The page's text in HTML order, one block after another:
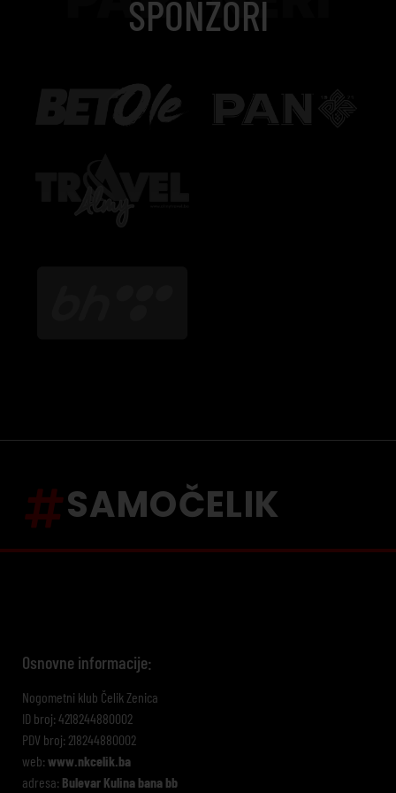
SPONZORI
SAMOČELIK
Osnovne informacije:
Nogometni klub Čelik Zenica
ID broj: 4218244880002
PDV broj: 218244880002
web: www.nkcelik.ba
adresa: Bulevar Kulina bana bb